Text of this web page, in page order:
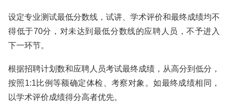
设定专业测试最低分数线，试讲、学术评价和最终成绩均不
得低于70分，对未达到最低分数线的应聘人员，不予进入
下一环节。
根据招聘计划数和应聘人员考试最终成绩，从高分到低分，
按照1:1比例等额确定体检、考察对象。如最终成绩相同，
以学术评价成绩得分高者优先。